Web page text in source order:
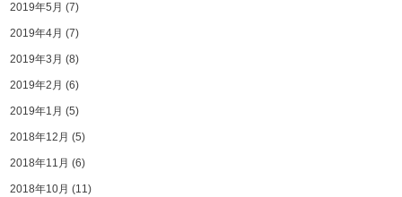
2019年5月 (7)
2019年4月 (7)
2019年3月 (8)
2019年2月 (6)
2019年1月 (5)
2018年12月 (5)
2018年11月 (6)
2018年10月 (11)